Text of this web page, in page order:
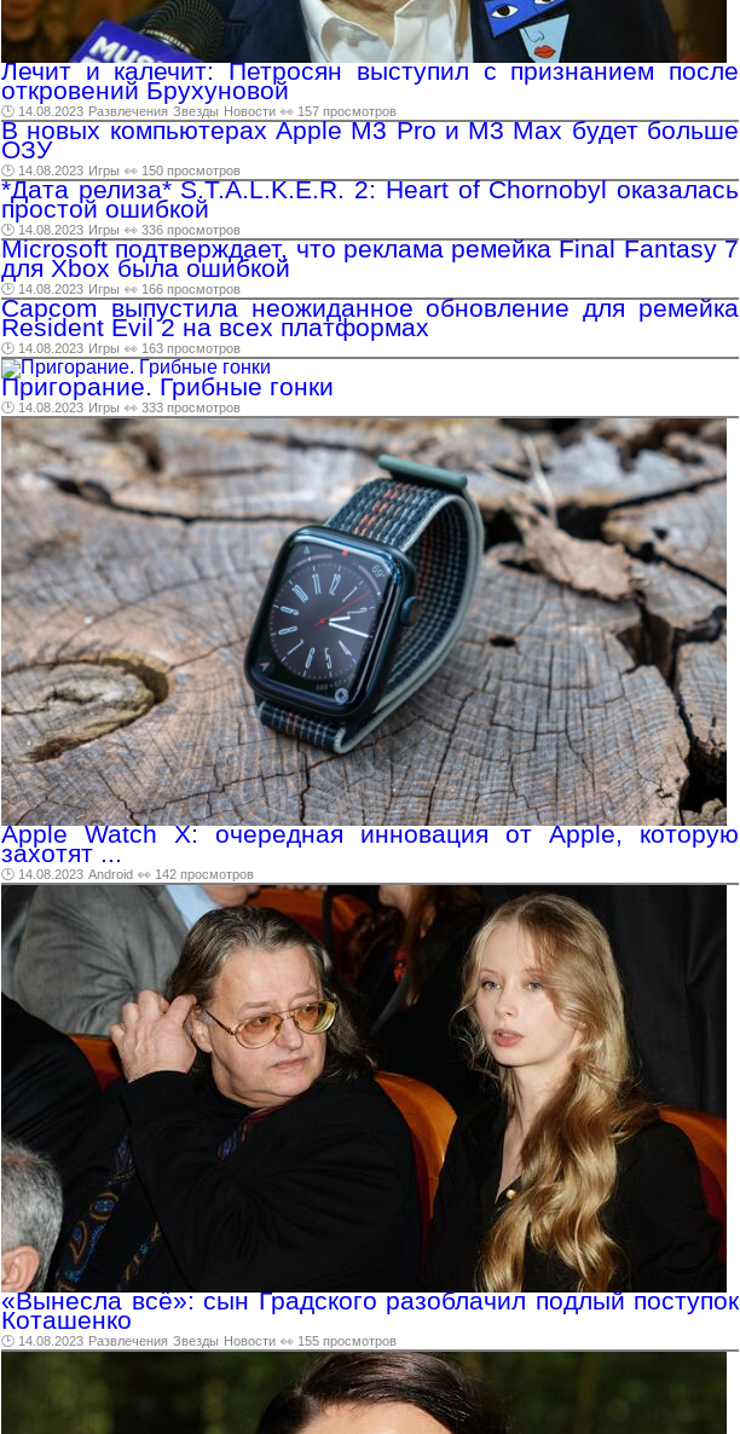
Лечит и калечит: Петросян выступил с признанием после
откровений Брухуновой
🕑 14.08.2023 Развлечения Звезды Новости 👀 157 просмотров
В новых компьютерах Apple M3 Pro и M3 Max будет больше
ОЗУ
🕑 14.08.2023 Игры 👀 150 просмотров
*Дата релиза* S.T.A.L.K.E.R. 2: Heart of Chornobyl оказалась
простой ошибкой
🕑 14.08.2023 Игры 👀 336 просмотров
Microsoft подтверждает, что реклама ремейка Final Fantasy 7
для Xbox была ошибкой
🕑 14.08.2023 Игры 👀 166 просмотров
Capcom выпустила неожиданное обновление для ремейка
Resident Evil 2 на всех платформах
🕑 14.08.2023 Игры 👀 163 просмотров
Пригорание. Грибные гонки
🕑 14.08.2023 Игры 👀 333 просмотров
Apple Watch X: очередная инновация от Apple, которую
захотят ...
🕑 14.08.2023 Android 👀 142 просмотров
«Вынесла всё»: сын Градского разоблачил подлый поступок
Коташенко
🕑 14.08.2023 Развлечения Звезды Новости 👀 155 просмотров